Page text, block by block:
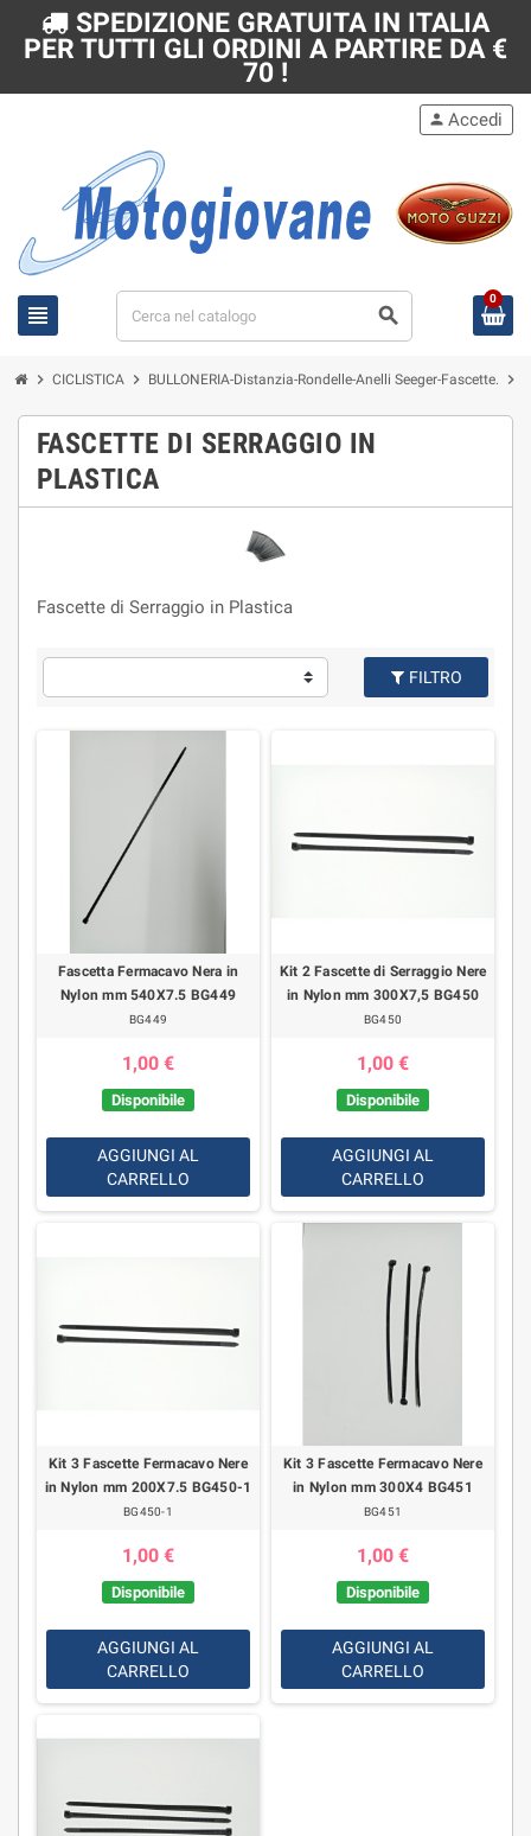
SPEDIZIONE GRATUITA IN ITALIA
PER TUTTI GLI ORDINI A PARTIRE DA €
70 !
view_headline search
person Accedi
0
chevron_right CICLISTICA chevron_right BULLONERIA-Distanzia-Rondelle-Anelli Seeger-Fascette. chevron_right
FASCETTE DI SERRAGGIO IN
PLASTICA
Fascette di Serraggio in Plastica
FILTRO
Fascetta Fermacavo Nera in
Nylon mm 540X7.5 BG449
BG449
1,00 €
Disponibile
AGGIUNGI AL
CARRELLO
Kit 2 Fascette di Serraggio Nere
in Nylon mm 300X7,5 BG450
BG450
1,00 €
Disponibile
AGGIUNGI AL
CARRELLO
Kit 3 Fascette Fermacavo Nere
in Nylon mm 200X7.5 BG450-1
BG450-1
1,00 €
Disponibile
AGGIUNGI AL
CARRELLO
Kit 3 Fascette Fermacavo Nere
in Nylon mm 300X4 BG451
BG451
1,00 €
Disponibile
AGGIUNGI AL
CARRELLO